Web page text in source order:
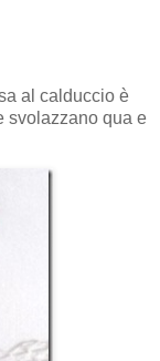
al calduccio è
svolazzano qua e